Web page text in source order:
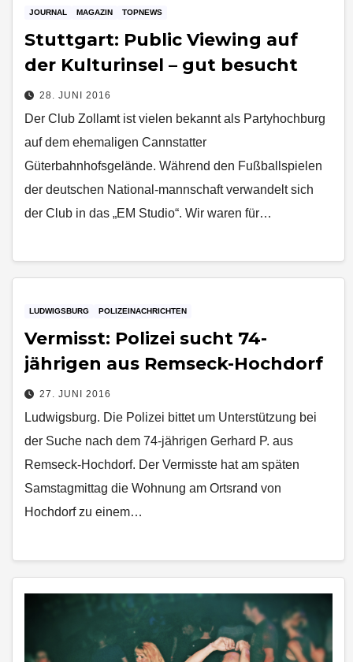
JOURNAL MAGAZIN TOPNEWS
Stuttgart: Public Viewing auf
der Kulturinsel – gut besucht
28. JUNI 2016
Der Club Zollamt ist vielen bekannt als Partyhochburg
auf dem ehemaligen Cannstatter
Güterbahnhofsgelände. Während den Fußballspielen
der deutschen National-mannschaft verwandelt sich
der Club in das „EM Studio“. Wir waren für…
LUDWIGSBURG POLIZEINACHRICHTEN
Vermisst: Polizei sucht 74-
jährigen aus Remseck-Hochdorf
27. JUNI 2016
Ludwigsburg. Die Polizei bittet um Unterstützung bei
der Suche nach dem 74-jährigen Gerhard P. aus
Remseck-Hochdorf. Der Vermisste hat am späten
Samstagmittag die Wohnung am Ortsrand von
Hochdorf zu einem…